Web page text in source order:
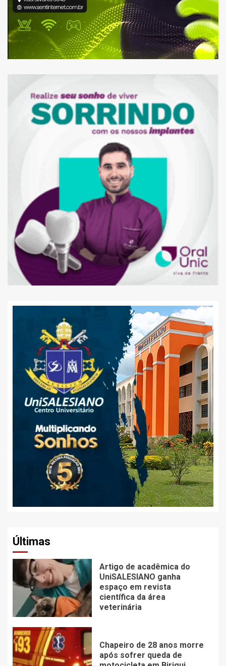
Últimas
Artigo de acadêmica do
UniSALESIANO ganha
espaço em revista
científica da área
veterinária
Chapeiro de 28 anos morre
após sofrer queda de